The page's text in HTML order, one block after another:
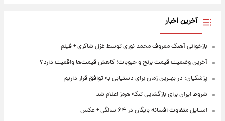
آخرین اخبار
بازخوانی آهنگ معروف محمد نوری توسط غزل شاکری + فیلم
آخرین وضعیت قیمت برنج و حبوبات؛ کاهش قیمت‌ها واقعیت دارد؟
پزشکیان: در بهترین زمان برای دستیابی به توافق قرار داریم
شروط ایران برای بازگشایی تنگه هرمز اعلام شد
استایل متفاوت افسانه بایگان در ۶۴ سالگی + عکس